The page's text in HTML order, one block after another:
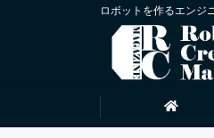
ロボットを作るエンジ